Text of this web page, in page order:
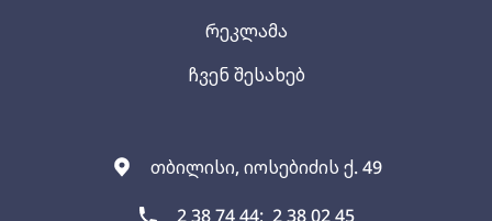
თბილისი, იოსებიძის ქ. 49
2 38 74 44; 2 38 02 45
რეკლამა
ჩვენ შესახებ